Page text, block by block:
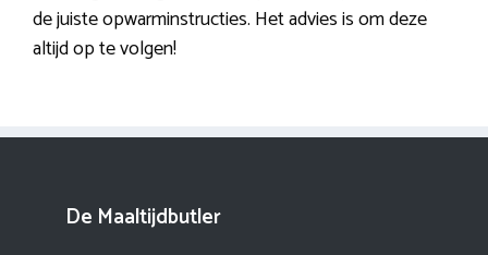
de juiste opwarminstructies. Het advies is om deze
altijd op te volgen!
De Maaltijdbutler